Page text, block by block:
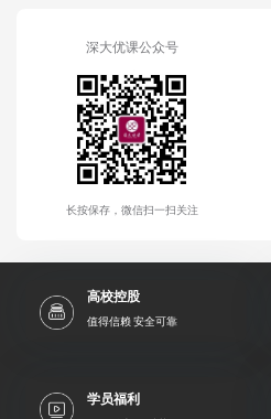
深大优课公众号
长按保存，微信扫一扫关注
高校控股
值得信赖 安全可靠
学员福利